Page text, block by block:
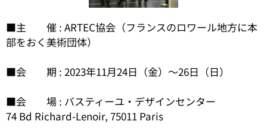
■主 催 : ARTEC協会（フランスのロワール地方に本
部をおく美術団体）
■会 期 : 2023年11月24日（金）〜26日（日）
■会 場 : バスティーユ・デザインセンター
74 Bd Richard-Lenoir, 75011 Paris